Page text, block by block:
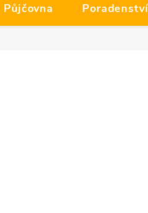
Půjčovna Poradenství